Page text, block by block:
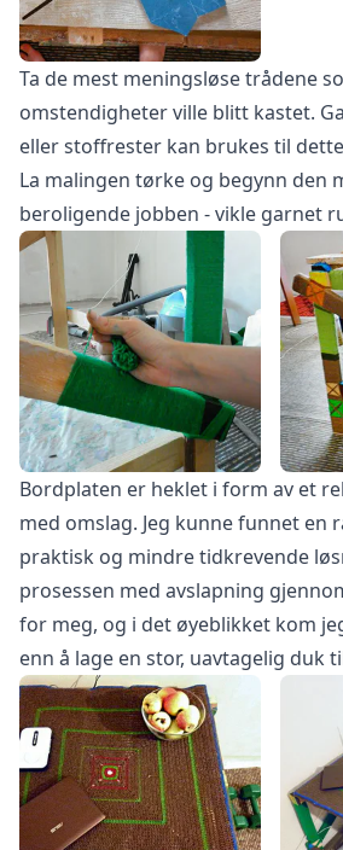
Ta de mest meningsløse trådene
omstendigheter ville blitt kastet.
eller stoffrester kan brukes til
La malingen tørke og begynn den
beroligende jobben - vikle garnet
Bordplaten er heklet i form av et
med omslag. Jeg kunne funnet en
praktisk og mindre tidkrevende
prosessen med avslapning
for meg, og i det øyeblikket kom
enn å lage en stor, uavtagelig duk